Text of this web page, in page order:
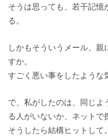
そうは思っても、若干記憶
る。
しかもそういうメール、
すか。
すごく悪い事をしたような
で、私がしたのは、同じよ
る人がいないか、ネットで
そうしたら結構ヒットして。